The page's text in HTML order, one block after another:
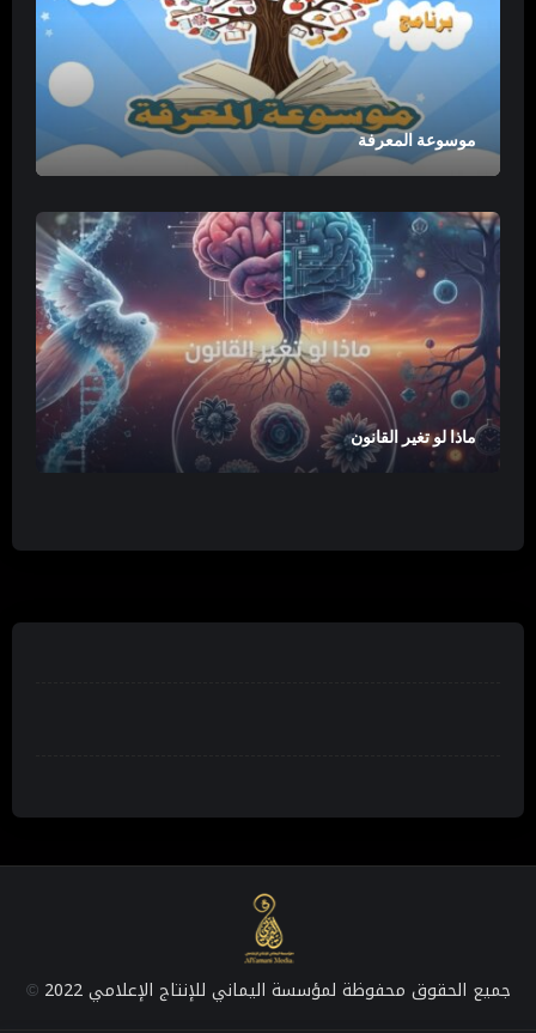
موسوعة المعرفة
ماذا لو تغير القانون
جميع الحقوق محفوظة لمؤسسة اليماني للإنتاج الإعلامي 2022 ©